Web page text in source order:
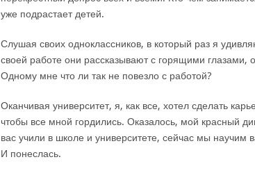
уже подрастает детей.
Слушая своих одноклассников, в который раз я
своей работе они рассказывают с горящими глазами,
Одному мне что ли так не повезло с работой?
Оканчивая университет, я, как все, хотел сделать
чтобы все мной гордились. Оказалось, мой красный
вас учили в школе и университете, сейчас мы научим
И понеслась.